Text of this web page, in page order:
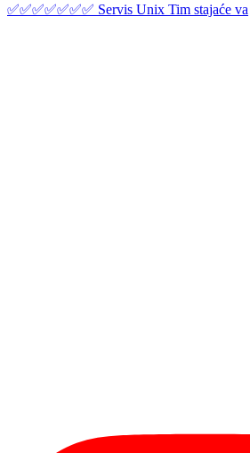
✅✅✅✅✅✅✅ Servis Unix Tim stajaće va